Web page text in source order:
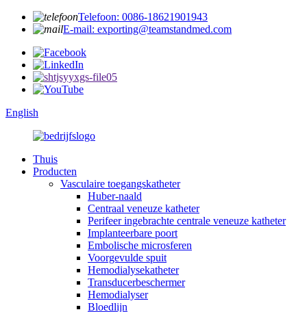
Telefoon: 0086-18621901943
E-mail: exporting@teamstandmed.com
English
Thuis
Producten
Vasculaire toegangskatheter
Huber-naald
Centraal veneuze katheter
Perifeer ingebrachte centrale veneuze katheter
Implanteerbare poort
Embolische microsferen
Voorgevulde spuit
Hemodialysekatheter
Transducerbeschermer
Hemodialyser
Bloedlijn